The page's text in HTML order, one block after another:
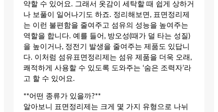
약할 수 있어요. 그래서 옷감이 세탁할 때 쉽게 상하거
나 보풀이 일어나기도 하죠. 정리해보면, 표면정리제
는 이런 불편함을 줄여주고 섬유의 성능을 높여주는
역할을 합니다. 예를 들어, 방오성(때가 덜 타는 성질)
을 높이거나, 정전기 발생을 줄여주는 제품도 있답니
다. 이처럼 섬유표면정리제는 섬유 제품을 더욱 오래,
쾌적하게 사용할 수 있도록 도와주는 ‘숨은 조력자’라
고 할 수 있어요.
**어떤 종류가 있을까?**
알아보니 표면정리제는 크게 몇 가지 유형으로 나뉘